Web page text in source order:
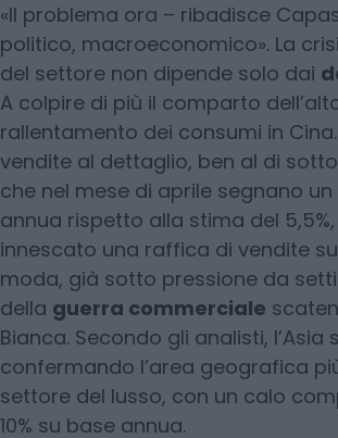
«Il problema ora – ribadisce
politico, macroeconomico». La
del settore non dipende solo dai
A colpire di più il comparto
rallentamento dei consumi in
vendite al dettaglio, ben al di
che nel mese di aprile segnano un
annua rispetto alla stima del
innescato una raffica di vendite
moda, già sotto pressione da
della guerra commerciale
Bianca. Secondo gli analisti, l’Asia
confermando l’area geografica
settore del lusso, con un calo
10% su base annua.